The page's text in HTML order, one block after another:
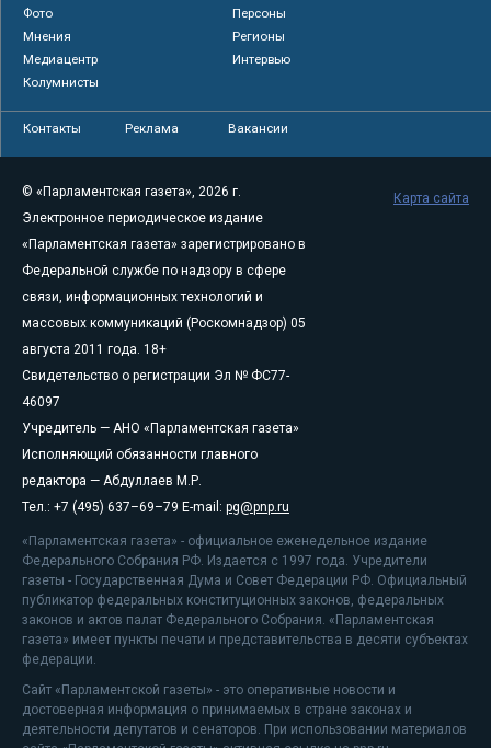
Фото
Персоны
Мнения
Регионы
Медиацентр
Интервью
Колумнисты
Контакты Реклама Вакансии
© «Парламентская газета», 2026 г.
Электронное периодическое издание
«Парламентская газета» зарегистрировано в
Федеральной службе по надзору в сфере
связи, информационных технологий и
массовых коммуникаций (Роскомнадзор) 05
августа 2011 года. 18+
Свидетельство о регистрации Эл № ФС77-
46097
Учредитель — АНО «Парламентская газета»
Исполняющий обязанности главного
редактора — Абдуллаев М.Р.
Тел.: +7 (495) 637–69–79 E-mail: pg@pnp.ru
«Парламентская газета» - официальное еженедельное издание
Федерального Собрания РФ. Издается с 1997 года. Учредители
газеты - Государственная Дума и Совет Федерации РФ. Официальный
публикатор федеральных конституционных законов, федеральных
законов и актов палат Федерального Собрания. «Парламентская
газета» имеет пункты печати и представительства в десяти субъектах
федерации.
Сайт «Парламентской газеты» - это оперативные новости и
достоверная информация о принимаемых в стране законах и
деятельности депутатов и сенаторов. При использовании материалов
Карта сайта